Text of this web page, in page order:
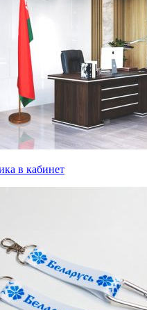
в кабинет